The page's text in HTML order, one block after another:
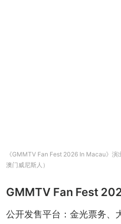
《GMMTV Fan Fest 2026 In Macau》
澳门威尼斯人）
GMMTV Fan Fest
公开发售平台：金光票务、